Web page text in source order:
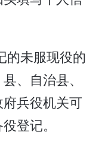
的未服现役的
、自治县、
兵役机关可
登记。